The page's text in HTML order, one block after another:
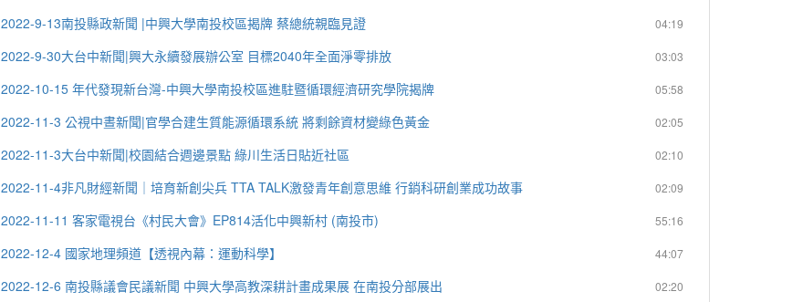
04:19
2022-9-13南投縣政新聞 |中興大學南投校區揭牌 蔡總統親臨見證
03:03
2022-9-30大台中新聞|興大永續發展辦公室 目標2040年全面淨零排放
05:58
2022-10-15 年代發現新台灣-中興大學南投校區進駐暨循環經濟研究學院揭牌
02:05
2022-11-3 公視中晝新聞|官學合建生質能源循環系統 將剩餘資材變綠色黃金
02:10
2022-11-3大台中新聞|校園結合週邊景點 綠川生活日貼近社區
02:09
2022-11-4非凡財經新聞｜培育新創尖兵 TTA TALK激發青年創意思維 行銷科研創業成功故事
55:16
2022-11-11 客家電視台《村民大會》EP814活化中興新村 (南投市)
44:07
2022-12-4 國家地理頻道【透視內幕：運動科學】
02:20
2022-12-6 南投縣議會民議新聞 中興大學高教深耕計畫成果展 在南投分部展出